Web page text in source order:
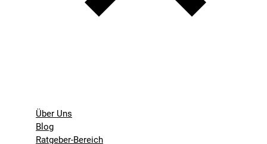
Über Uns
Blog
Ratgeber-Bereich